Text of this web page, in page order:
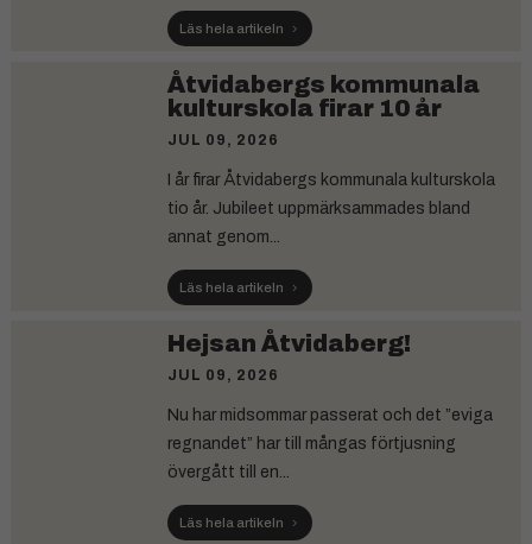
Läs hela artikeln
Åtvidabergs kommunala
kulturskola firar 10 år
JUL 09, 2026
I år firar Åtvidabergs kommunala kulturskola
tio år. Jubileet uppmärksammades bland
annat genom...
Läs hela artikeln
Hejsan Åtvidaberg!
JUL 09, 2026
Nu har midsommar passerat och det ”eviga
regnandet” har till mångas förtjusning
övergått till en...
Läs hela artikeln